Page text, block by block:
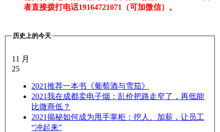
者直接拨打电话19164721071（可加微信）。
历史上的今天
11 月
25
2021推荐一本书《葡萄酒与雪茄》
2021我在成都卖电子烟：乱价把路走窄了，再低能
比微商低？
2021揭秘如何成为甩手掌柜：挖人、加薪，让员工
“冲起来”